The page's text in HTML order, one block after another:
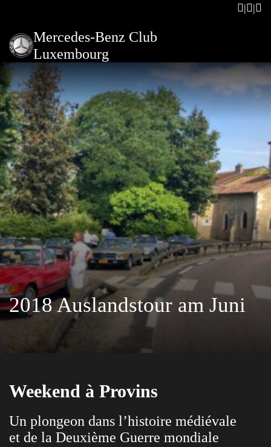
Mercedes-Benz Club
Luxembourg
2018 Auslandstour am Juni
Weekend à Provins
Un plongeon dans l’histoire médiévale
et de la Deuxième Guerre mondiale